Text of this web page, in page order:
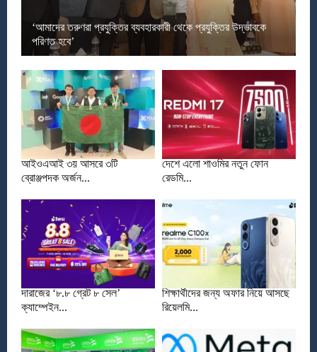
‘আমাদের তরুণরা প্রযুক্তির ব্যবহারকারী থেকে প্রযুক্তির উদ্ভাবকে
পরিণত হবে’
আইওএআই ৩য় আসরে ৩টি
ব্রোঞ্জপদক অর্জন...
দেশে এলো শাওমির নতুন ফোন
রেডমি...
দারাজের ‘৮.৮ গ্রেট ৮ সেল’
ক্যাম্পেইন...
শিক্ষার্থীদের জন্য অফার নিয়ে আসছে
রিয়েলমি...